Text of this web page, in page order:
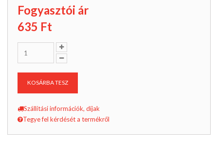
Fogyasztói ár
635 Ft
KOSÁRBA TESZ
Szállítási információk, díjak
Tegye fel kérdését a termékről